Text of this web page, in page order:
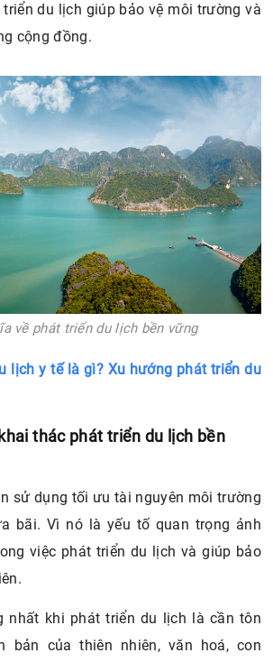
du lịch giúp bảo vệ môi trường và
cộng đồng.
về phát triển du lịch bền vững
lịch y tế là gì? Xu hướng phát triển du
thác phát triển du lịch bền
sử dụng tối ưu tài nguyên môi trường
bãi. Vì nó là yếu tố quan trọng ảnh
việc phát triển du lịch và giúp bảo
nhất khi phát triển du lịch là cần tôn
bản của thiên nhiên, văn hoá, con